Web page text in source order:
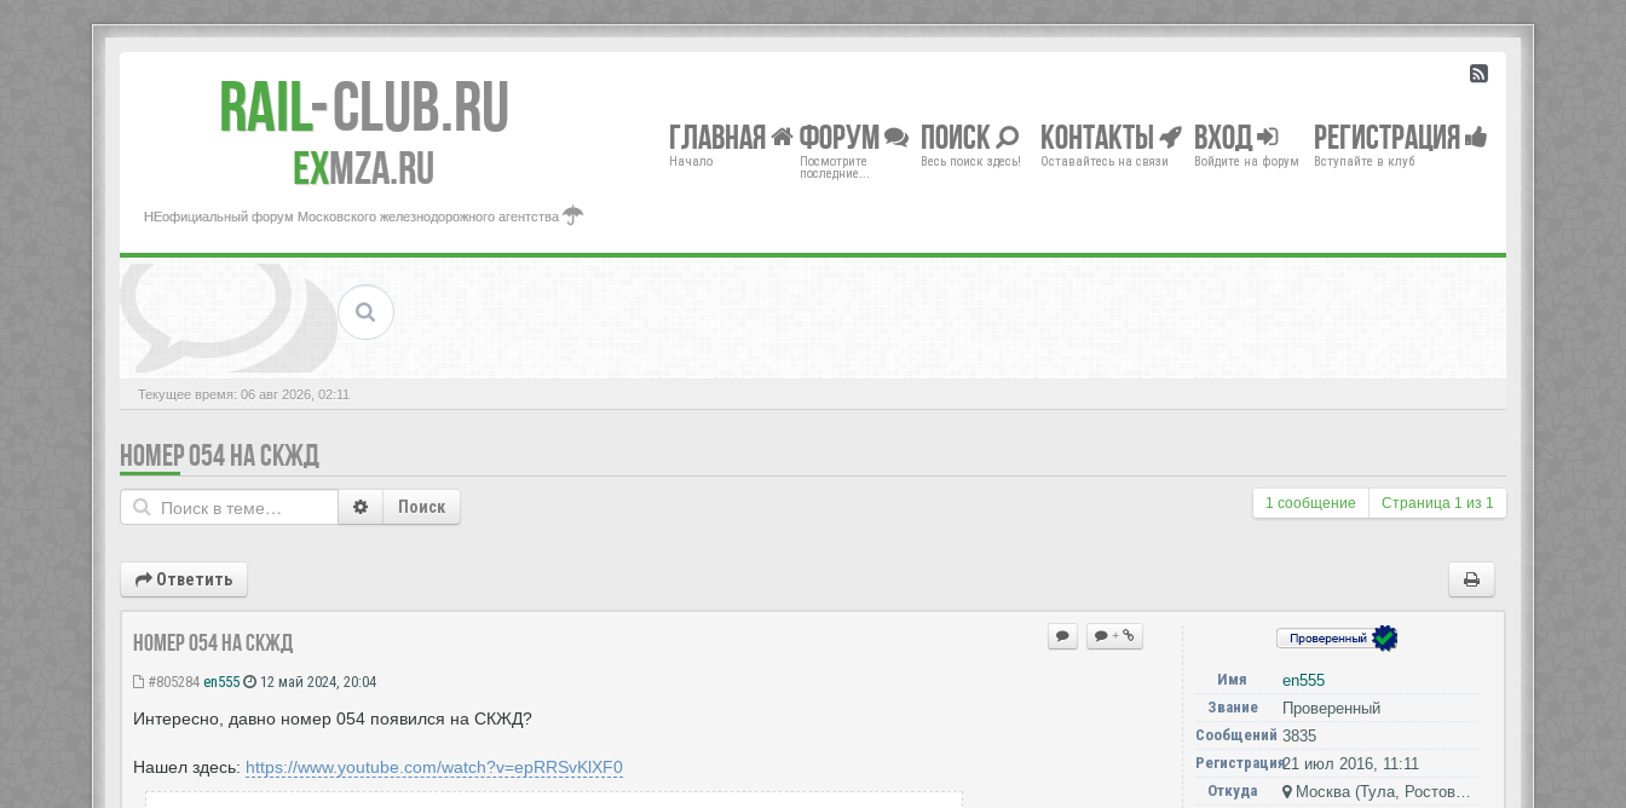
Rail-Club.RU
exMZA.RU
НЕофициальный форум Московского железнодорожного агентства
Главная
Начало
Форум
Посмотрите
последние...
Поиск
Весь поиск здесь!
Контакты
Оставайтесь на связи
Вход
Войдите на форум
Регистрация
Вступайте в клуб
Текущее время: 06 авг 2026, 02:11
НОМЕР 054 НА СКЖД
1 сообщение Страница 1 из 1
Поиск
Ответить
+
Номер 054 на СКЖД
#805284 en555 12 май 2024, 20:04
Интересно, давно номер 054 появился на СКЖД?
Нашел здесь: https://www.youtube.com/watch?v=epRRSvKlXF0
Имя
en555
Звание
Проверенный
Сообщений 3835
Регистрация21 июл 2016, 11:11
Откуда
Москва (Тула, Ростов-на-Дону)